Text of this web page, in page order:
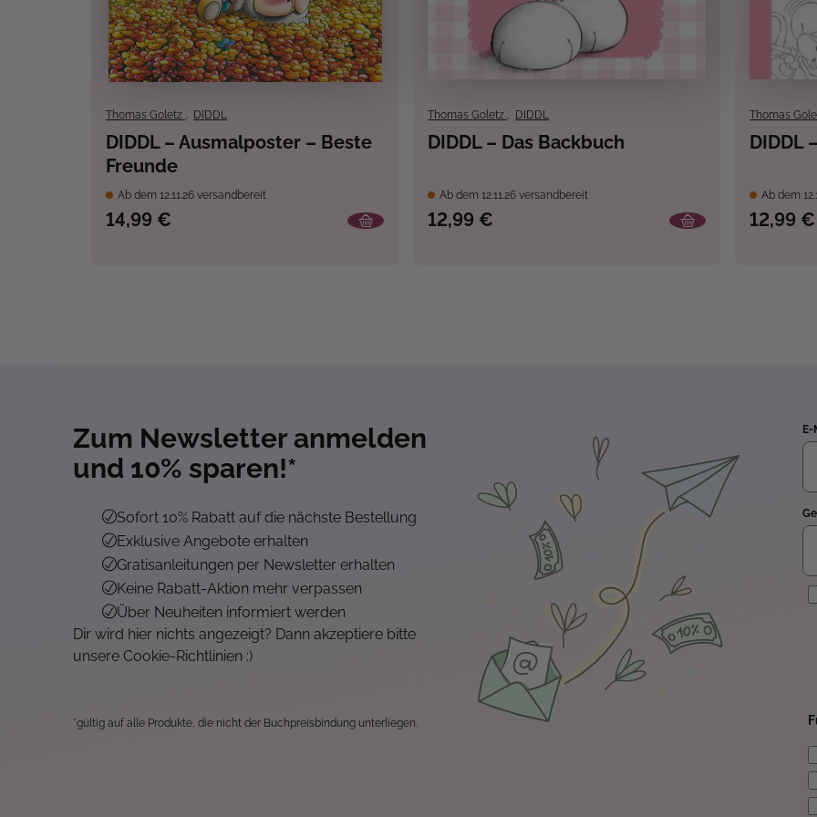
Thomas Goletz , DIDDL
DIDDL – Ausmalposter – Beste
Freunde
Ab dem 12.11.26 versandbereit
14,99 €
Thomas Goletz , DIDDL
DIDDL – Das Backbuch
Ab dem 12.11.26 versandbereit
12,99 €
Thomas
DIDDL
Ab dem
12,99 €
Zum Newsletter anmelden
und 10% sparen!*
Sofort 10% Rabatt auf die nächste Bestellung
Exklusive Angebote erhalten
Gratisanleitungen per Newsletter erhalten
Keine Rabatt-Aktion mehr verpassen
Über Neuheiten informiert werden
Dir wird hier nichts angezeigt? Dann akzeptiere bitte
unsere Cookie-Richtlinien :)
*gültig auf alle Produkte, die nicht der Buchpreisbindung unterliegen.